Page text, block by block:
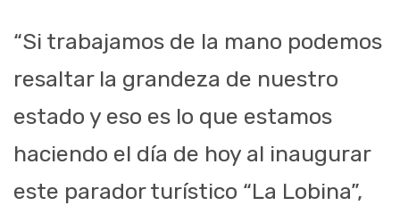
“Si trabajamos de la mano podemos
resaltar la grandeza de nuestro
estado y eso es lo que estamos
haciendo el día de hoy al inaugurar
este parador turístico “La Lobina”,